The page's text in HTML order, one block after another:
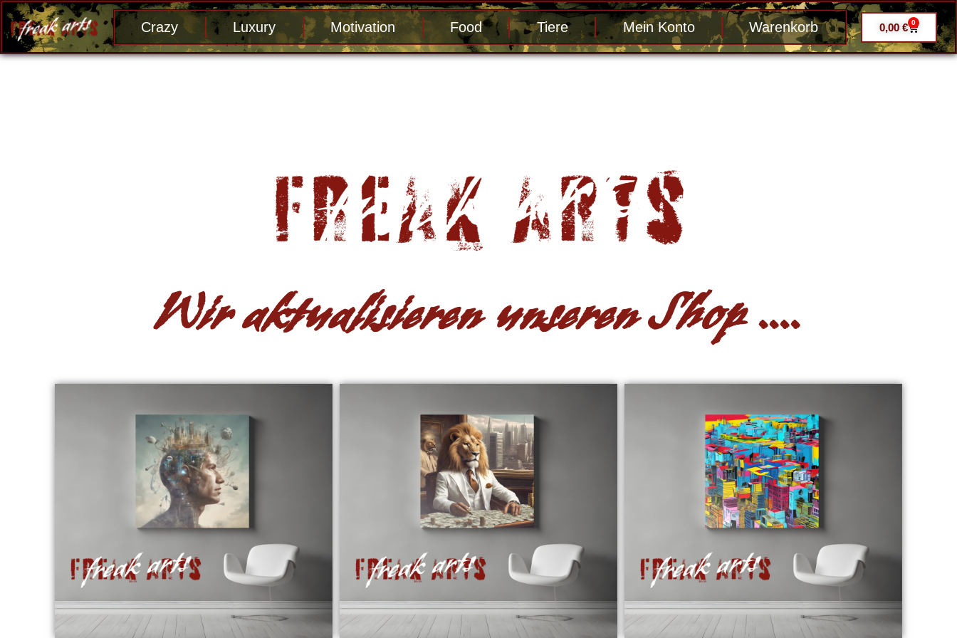
Crazy Luxury Motivation Food Tiere Mein Konto Warenkorb 0,00 € 0
Wir aktualisieren unseren Shop ....